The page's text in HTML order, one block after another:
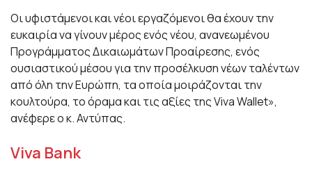
Οι υφιστάμενοι και νέοι εργαζόμενοι θα έχουν την
ευκαιρία να γίνουν μέρος ενός νέου, ανανεωμένου
Προγράμματος Δικαιωμάτων Προαίρεσης, ενός
ουσιαστικού μέσου για την προσέλκυση νέων ταλέντων
από όλη την Ευρώπη, τα οποία μοιράζονται την
κουλτούρα, το όραμα και τις αξίες της Viva Wallet»,
ανέφερε ο κ. Αντύπας.
Viva Bank